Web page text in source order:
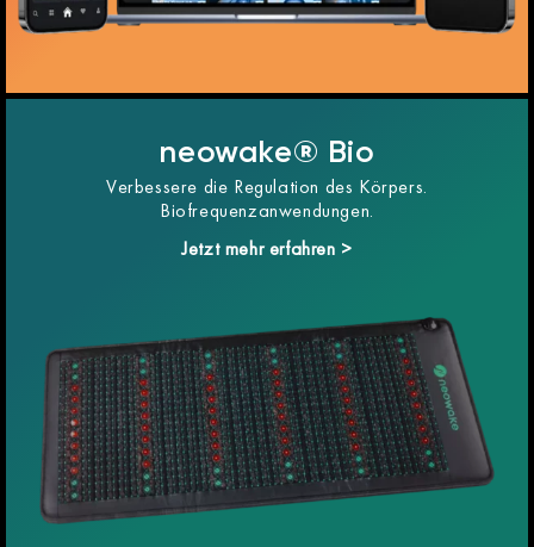
neowake® Bio
Verbessere die Regulation des Körpers.
Biofrequenzanwendungen.
Jetzt mehr erfahren >